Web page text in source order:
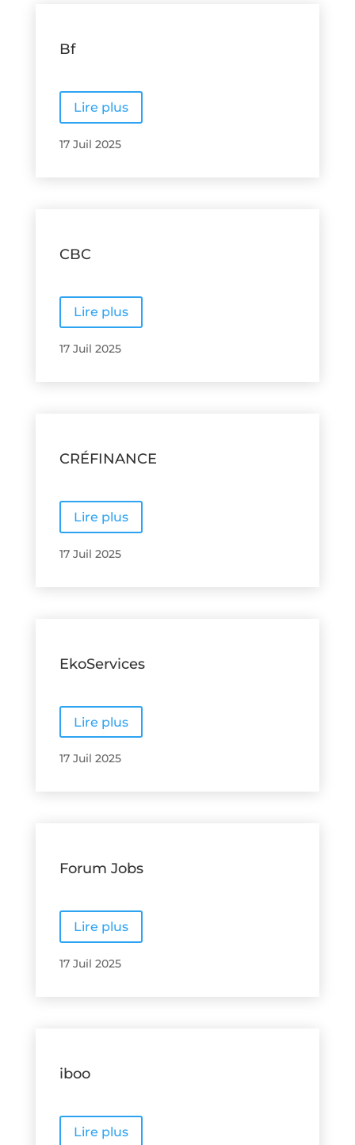
Bf
Lire plus
17 Juil 2025
CBC
Lire plus
17 Juil 2025
CRÉFINANCE
Lire plus
17 Juil 2025
EkoServices
Lire plus
17 Juil 2025
Forum Jobs
Lire plus
17 Juil 2025
iboo
Lire plus